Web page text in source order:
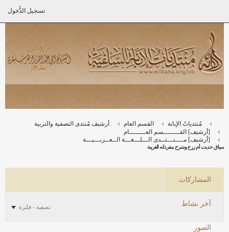
تسجيل الدُّخول
مُنتدياتُ الإبانة القسم العام
أرشيف مُنتدى التصفية والتربية
[أرشيف] القــــــــسم العــــــــام
[أرشيف] مــــنـــتــدى الـــلـــغـــة الــعــربـــيـــة
سياق حديث أم زرع وشرح مفرداته الغريبة
المشاركات
آخر نشاط
الصور
تصفية - فلترة